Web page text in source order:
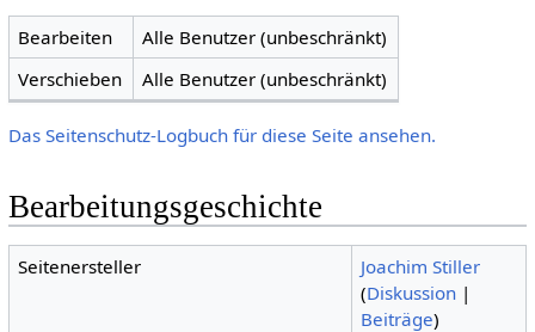
Bearbeiten
Alle Benutzer (unbeschränkt)
Verschieben
Alle Benutzer (unbeschränkt)
Das Seitenschutz-Logbuch für diese Seite ansehen.
Bearbeitungsgeschichte
Seitenersteller
Joachim Stiller
(Diskussion |
Beiträge)